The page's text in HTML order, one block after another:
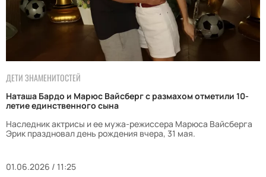
ДЕТИ ЗНАМЕНИТОСТЕЙ
Наташа Бардо и Марюс Вайсберг с размахом отметили 10-
летие единственного сына
Наследник актрисы и ее мужа-режиссера Марюса Вайсберга
Эрик праздновал день рождения вчера, 31 мая.
01.06.2026 / 11:25